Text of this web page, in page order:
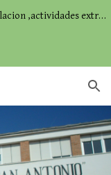
Del 1 al 10 de Junio se abre el plazo de matriculacion ,actividades extraescolares,comedor...